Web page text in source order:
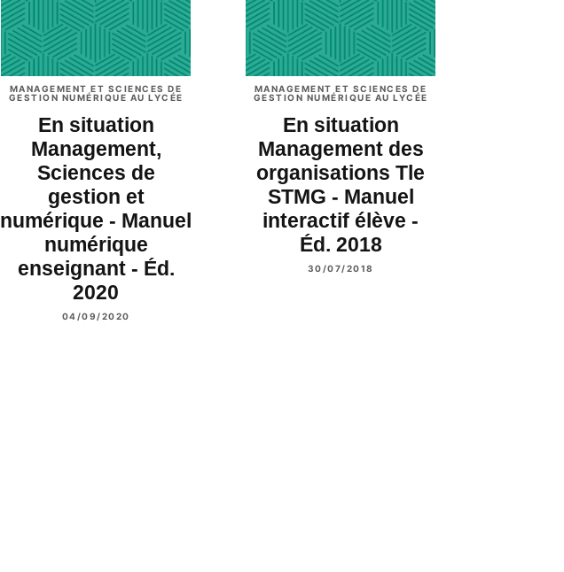
MANAGEMENT ET SCIENCES DE
GESTION NUMÉRIQUE AU LYCÉE
En situation
Management,
Sciences de
gestion et
numérique - Manuel
numérique
enseignant - Éd.
2020
04/09/2020
MANAGEMENT ET SCIENCES DE
GESTION NUMÉRIQUE AU LYCÉE
En situation
Management des
organisations Tle
STMG - Manuel
interactif élève -
Éd. 2018
30/07/2018